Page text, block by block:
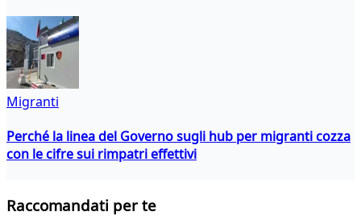
Migranti
Perché la linea del Governo sugli hub per migranti cozza
con le cifre sui rimpatri effettivi
Raccomandati per te